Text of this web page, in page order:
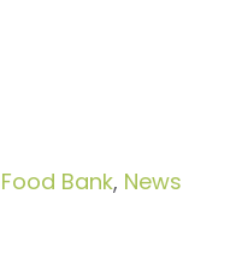
Food Bank, News